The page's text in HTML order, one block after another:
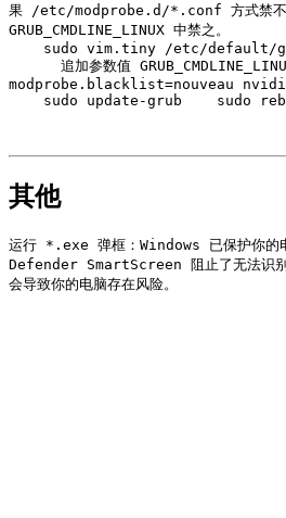
果 /etc/modprobe.d/*.conf 方式禁不
GRUB_CMDLINE_LINUX 中禁之。
modprobe.blacklist=nouveau
其他
运行 *.exe 弹框：Windows 已保护
Defender SmartScreen 阻止了无法识别
会导致你的电脑存在风险。